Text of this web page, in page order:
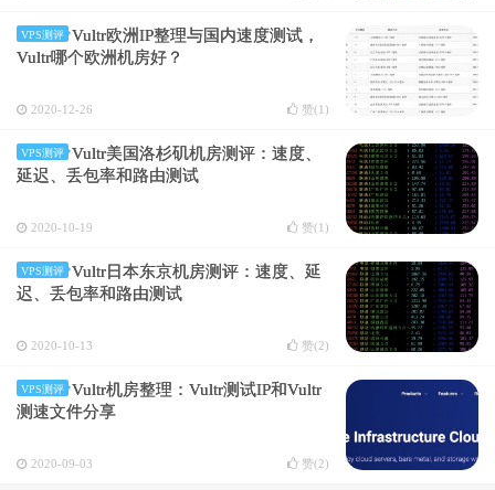
VPS测评
Vultr欧洲IP整理与国内速度测试，
Vultr哪个欧洲机房好？
2020-12-26 赞(1 )
VPS测评
Vultr美国洛杉矶机房测评：速度、
延迟、丢包率和路由测试
2020-10-19 赞(1 )
VPS测评
Vultr日本东京机房测评：速度、延
迟、丢包率和路由测试
2020-10-13 赞(2)
VPS测评
Vultr机房整理：Vultr测试IP和Vultr
测速文件分享
2020-09-03 赞(2)